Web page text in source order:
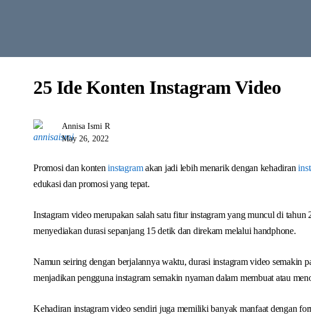
25 Ide Konten Instagram Video
Annisa Ismi R
May 26, 2022
Promosi dan konten instagramakan jadi lebih menarik dengan kehadiran
edukasi dan promosi yang tepat.
Instagram video merupakan salah satu fitur instagram yang muncul di
menyediakan durasi sepanjang 15 detik dan direkam melalui handphone.
Namun seiring dengan berjalannya waktu, durasi instagram video semakin
menjadikan pengguna instagram semakin nyaman dalam membuat atau
Kehadiran instagram video sendiri juga memiliki banyak manfaat dengan